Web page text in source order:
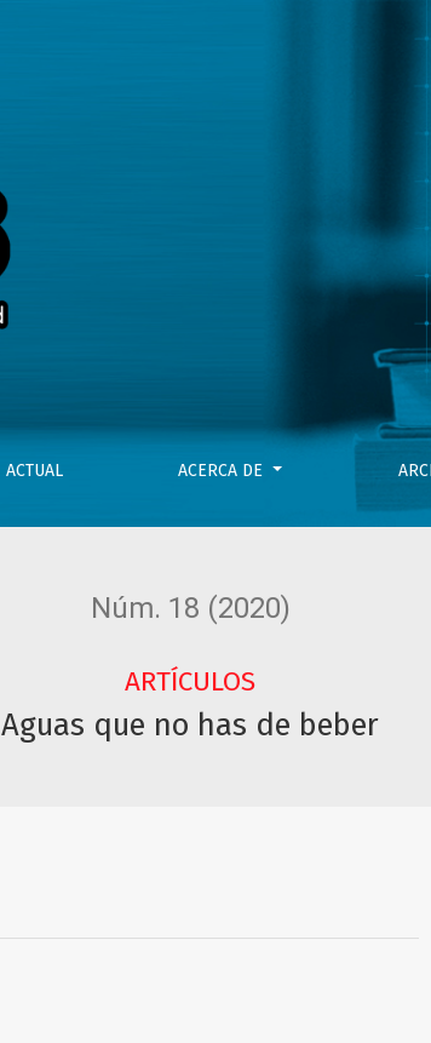
ACTUAL ACERCA DE
Núm. 18 (2020)
ARTÍCULOS
Aguas que no has de beber